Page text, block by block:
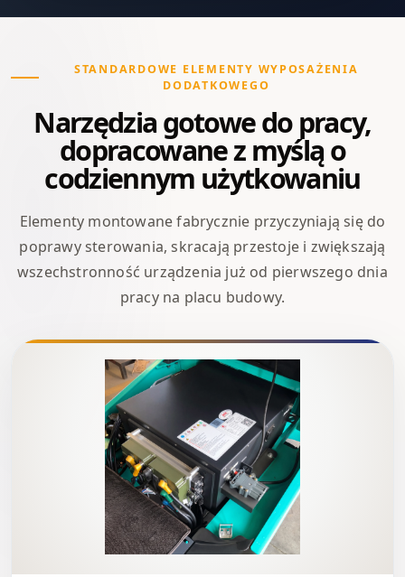
STANDARDOWE ELEMENTY WYPOSAŻENIA
DODATKOWEGO
Narzędzia gotowe do pracy,
dopracowane z myślą o
codziennym użytkowaniu
Elementy montowane fabrycznie przyczyniają się do
poprawy sterowania, skracają przestoje i zwiększają
wszechstronność urządzenia już od pierwszego dnia
pracy na placu budowy.